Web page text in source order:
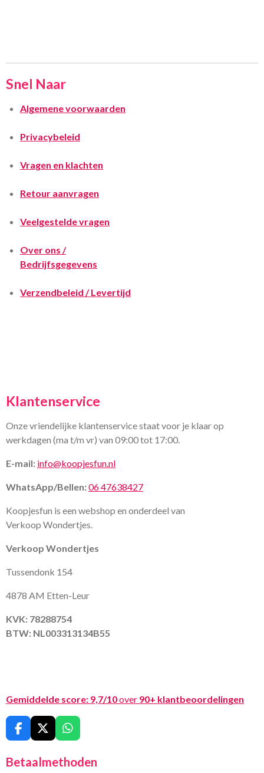
Snel Naar
Algemene voorwaarden
Privacybeleid
Vragen en klachten
Retour aanvragen
Veelgestelde vragen
Over ons /
Bedrijfsgegevens
Verzendbeleid / Levertijd
Klantenservice
Onze vriendelijke klantenservice staat voor je klaar op
werkdagen (ma t/m vr) van 09:00 tot 17:00.
E-mail: info@koopjesfun.nl
WhatsApp/Bellen:06 47638427
Koopjesfun is een webshop en onderdeel van
Verkoop Wondertjes.
Verkoop Wondertjes
Tussendonk 154
4878 AM Etten-Leur
KVK: 78288754
BTW: NL003313134B55
Gemiddelde score: 9,7/10over 90+ klantbeoordelingen
F
a
c
e
X
W
h
t
Betaalmethoden